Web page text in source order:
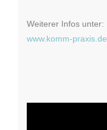
Weiterer Infos unter:
www.komm-praxis.de